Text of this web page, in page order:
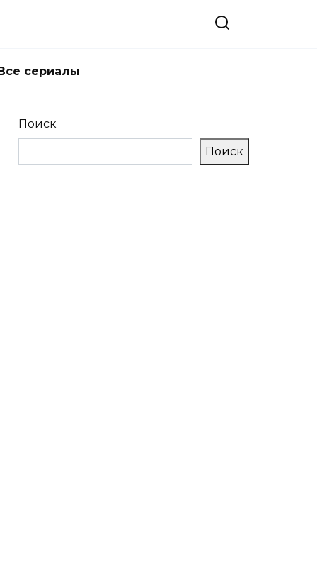
сериалы
Поиск
Поиск